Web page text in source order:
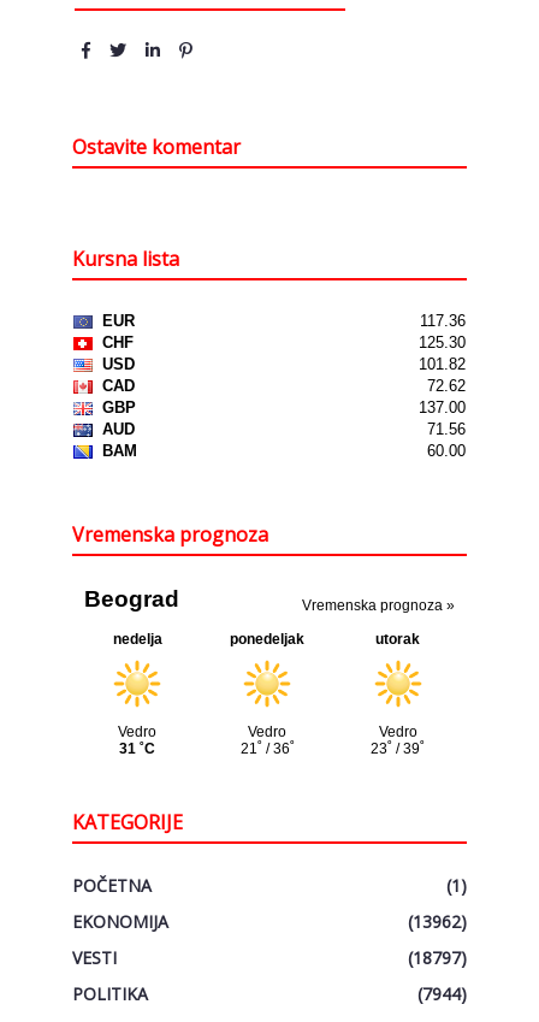
Ostavite komentar
Kursna lista
Vremenska prognoza
KATEGORIJE
POČETNA
(1)
EKONOMIJA
(13962)
VESTI
(18797)
POLITIKA
(7944)